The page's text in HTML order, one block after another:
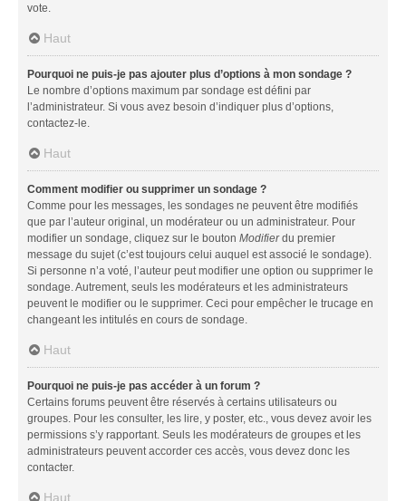
vote.
Haut
Pourquoi ne puis-je pas ajouter plus d’options à mon sondage ?
Le nombre d’options maximum par sondage est défini par
l’administrateur. Si vous avez besoin d’indiquer plus d’options,
contactez-le.
Haut
Comment modifier ou supprimer un sondage ?
Comme pour les messages, les sondages ne peuvent être modifiés
que par l’auteur original, un modérateur ou un administrateur. Pour
modifier un sondage, cliquez sur le bouton Modifierdu premier
message du sujet (c’est toujours celui auquel est associé le sondage).
Si personne n’a voté, l’auteur peut modifier une option ou supprimer le
sondage. Autrement, seuls les modérateurs et les administrateurs
peuvent le modifier ou le supprimer. Ceci pour empêcher le trucage en
changeant les intitulés en cours de sondage.
Haut
Pourquoi ne puis-je pas accéder à un forum ?
Certains forums peuvent être réservés à certains utilisateurs ou
groupes. Pour les consulter, les lire, y poster, etc., vous devez avoir les
permissions s’y rapportant. Seuls les modérateurs de groupes et les
administrateurs peuvent accorder ces accès, vous devez donc les
contacter.
Haut